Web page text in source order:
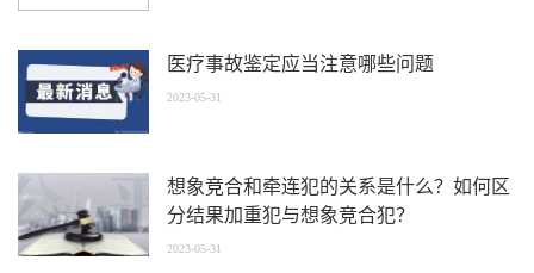
医疗事故鉴定应当注意哪些问题
2023-05-31
想象竞合和牵连犯的关系是什么？如何区
分结果加重犯与想象竞合犯？
2023-05-31